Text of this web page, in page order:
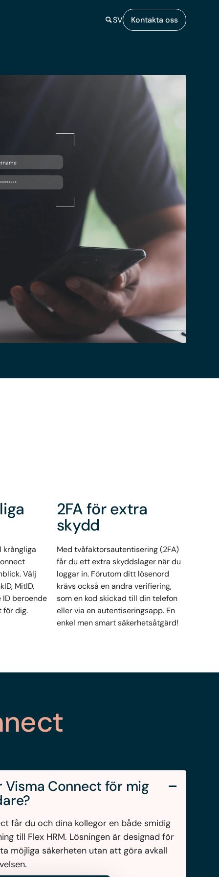
SV Kontakta oss
krångliga
Välj
MitID,
beroende
för dig.
2FA för extra
skydd
Med tvåfaktorsautentisering (2FA)
får du ett extra skyddslager när du
loggar in. Förutom ditt lösenord
krävs också en andra verifiering,
som en kod skickad till din telefon
eller via en autentiseringsapp. En
enkel men smart säkerhetsåtgärd!
Visma Connect för mig
får du och dina kollegor en både smidig
till Flex HRM. Lösningen är designad för
möjliga säkerheten utan att göra avkall